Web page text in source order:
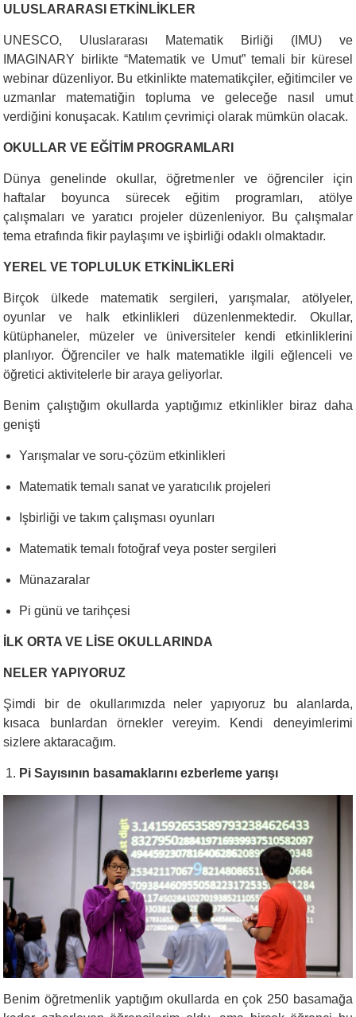
ULUSLARARASI ETKİNLİKLER
UNESCO, Uluslararası Matematik Birliği (IMU) ve
IMAGINARY birlikte “Matematik ve Umut” temali bir küresel
webinar düzenliyor. Bu etkinlikte matematikçiler, eğitimciler ve
uzmanlar matematiğin topluma ve geleceğe nasıl umut
verdiğini konuşacak. Katılım çevrimiçi olarak mümkün olacak.
OKULLAR VE EĞİTİM PROGRAMLARI
Dünya genelinde okullar, öğretmenler ve öğrenciler için
haftalar boyunca sürecek eğitim programları, atölye
çalışmaları ve yaratıcı projeler düzenleniyor. Bu çalışmalar
tema etrafında fikir paylaşımı ve işbirliği odaklı olmaktadır.
YEREL VE TOPLULUK ETKİNLİKLERİ
Birçok ülkede matematik sergileri, yarışmalar, atölyeler,
oyunlar ve halk etkinlikleri düzenlenmektedir. Okullar,
kütüphaneler, müzeler ve üniversiteler kendi etkinliklerini
planlıyor. Öğrenciler ve halk matematikle ilgili eğlenceli ve
öğretici aktivitelerle bir araya geliyorlar.
Benim çalıştığım okullarda yaptığımız etkinlikler biraz daha
genişti
Yarışmalar ve soru-çözüm etkinlikleri
Matematik temalı sanat ve yaratıcılık projeleri
Işbirliği ve takım çalışması oyunları
Matematik temalı fotoğraf veya poster sergileri
Münazaralar
Pi günü ve tarihçesi
İLK ORTA VE LİSE OKULLARINDA
NELER YAPIYORUZ
Şimdi bir de okullarımızda neler yapıyoruz bu alanlarda,
kısaca bunlardan örnekler vereyim. Kendi deneyimlerimi
sizlere aktaracağım.
Pi Sayısının basamaklarını ezberleme yarışı
Benim öğretmenlik yaptığım okullarda en çok 250 basamağa